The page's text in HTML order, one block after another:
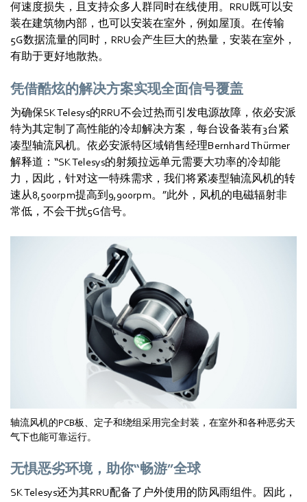
何速度损失，且支持众多人群同时在线使用。RRU既可以安
装在建筑物内部，也可以安装在室外，例如屋顶。在传输
5G数据流量的同时，RRU会产生巨大的热量，安装在室外，
有助于更好地散热。
凭借酷炫的解决方案实现全面信号覆盖
为确保SK Telesys的RRU不会过热而引发电源故障，依必安派
特为其定制了高性能的冷却解决方案，每台设备装有3台紧
凑型轴流风机。依必安派特区域销售经理Bernhard Thürmer
解释道：“SK Telesys的射频拉远单元需要大功率的冷却能
力，因此，针对这一特殊需求，我们将紧凑型轴流风机的转
速从8,500rpm提高到9,900rpm。”此外，风机的电磁辐射非
常低，不会干扰5G信号。
轴流风机的PCB板、定子和绕组采用完全封装，在室外和各种恶劣天
气下也能可靠运行。
无惧恶劣环境，助你“畅游”全球
SK Telesys还为其RRU配备了户外使用的防风雨组件。因此，